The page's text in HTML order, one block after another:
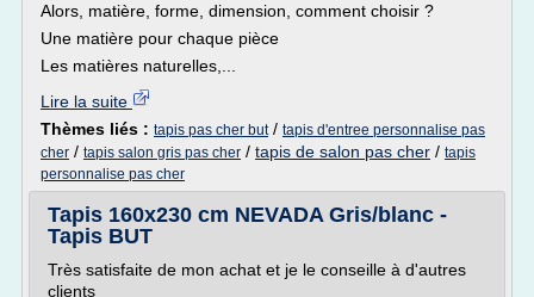
Alors, matière, forme, dimension, comment choisir ?
Une matière pour chaque pièce
Les matières naturelles,...
Lire la suite
Thèmes liés : tapis pas cher but/ tapis d'entree personnalise pas
cher / tapis salon gris pas cher / tapis de salon pas cher / tapis
personnalise pas cher
Tapis 160x230 cm NEVADA Gris/blanc -
Tapis BUT
Très satisfaite de mon achat et je le conseille à d'autres
clients